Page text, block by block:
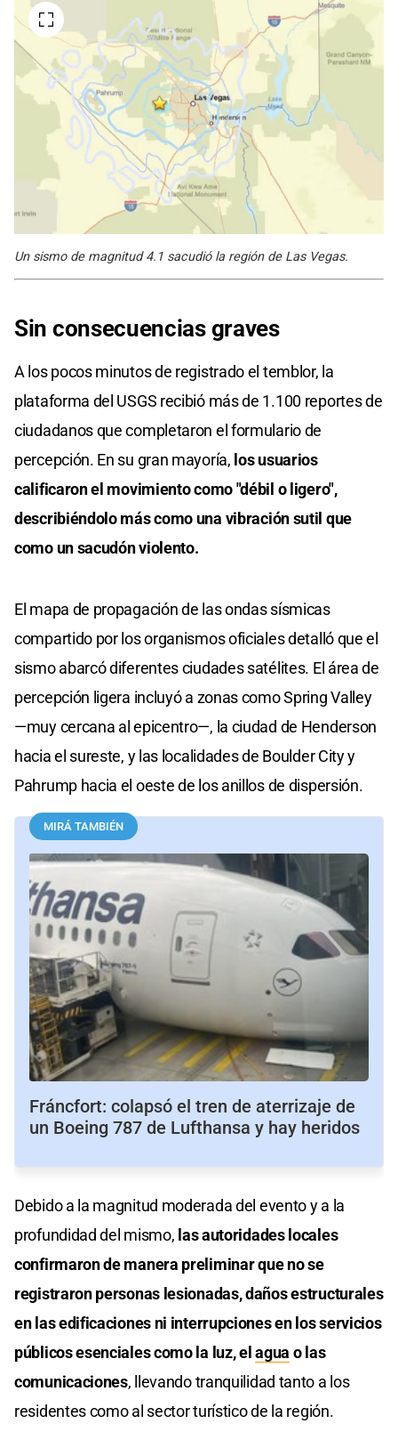
Un sismo de magnitud 4.1 sacudió la región de Las Vegas.
Sin consecuencias graves
A los pocos minutos de registrado el temblor, la
plataforma del USGS recibió más de 1.100 reportes de
ciudadanos que completaron el formulario de
percepción. En su gran mayoría, los usuarios
calificaron el movimiento como "débil o ligero",
describiéndolo más como una vibración sutil que
como un sacudón violento.
El mapa de propagación de las ondas sísmicas
compartido por los organismos oficiales detalló que el
sismo abarcó diferentes ciudades satélites. El área de
percepción ligera incluyó a zonas como Spring Valley
—muy cercana al epicentro—, la ciudad de Henderson
hacia el sureste, y las localidades de Boulder City y
Pahrump hacia el oeste de los anillos de dispersión.
MIRÁ TAMBIÉN
Fráncfort: colapsó el tren de aterrizaje de
un Boeing 787 de Lufthansa y hay heridos
Debido a la magnitud moderada del evento y a la
profundidad del mismo, las autoridades locales
confirmaron de manera preliminar que no se
registraron personas lesionadas, daños estructurales
en las edificaciones ni interrupciones en los servicios
públicos esenciales como la luz, elagua o las
comunicaciones, llevando tranquilidad tanto a los
residentes como al sector turístico de la región.